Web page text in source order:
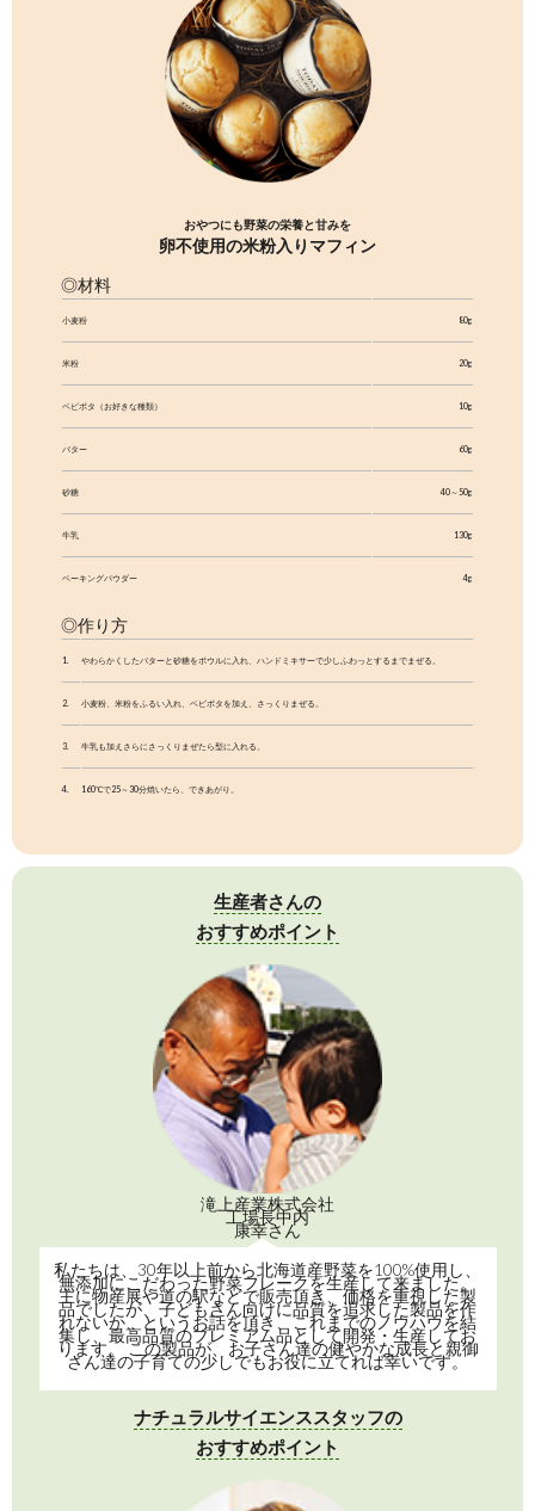
4つの野菜から選べま
ベビーポタージュ
にんじん 80g
￥1,000（税込 ￥1,080）
商品番号：87
詳しくはこちら
ママ＆キッズ
ベビーポタージュ
とうもろこし 80g
(スーパースウィート)